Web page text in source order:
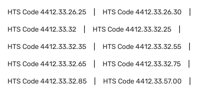
HTS Code4412.33.26.25 HTS Code4412.33.26.30
HTS Code4412.33.32 HTS Code4412.33.32.25
HTS Code4412.33.32.35 HTS Code4412.33.32.55
HTS Code4412.33.32.65 HTS Code4412.33.32.75
HTS Code4412.33.32.85 HTS Code4412.33.57.00